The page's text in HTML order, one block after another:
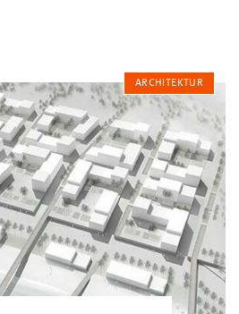
ARCHITEKTUR